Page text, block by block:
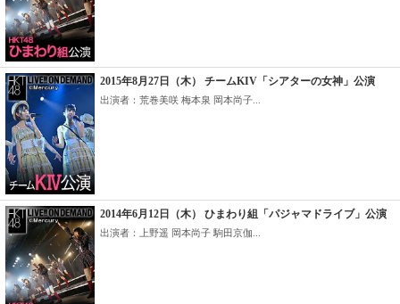
2015年8月27日（木） チームKIV「シアターの女神」公演
出演者：荒巻美咲 梅本泉 岡本尚子...
2014年6月12日（木） ひまわり組「パジャマドライブ」公演
出演者：上野遥 岡本尚子 駒田京伽...